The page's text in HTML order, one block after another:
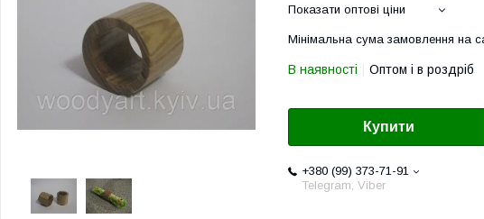
Показати оптові ціни
Мінімальна сума замовлення на
В наявності Оптом і в роздріб
Купити
+380 (99) 373-71-91
Telegram, Viber